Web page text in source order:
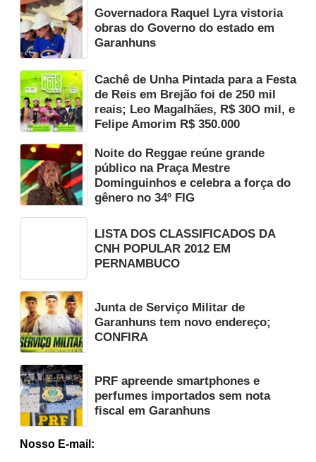
Governadora Raquel Lyra vistoria
obras do Governo do estado em
Garanhuns
Cachê de Unha Pintada para a Festa
de Reis em Brejão foi de 250 mil
reais; Leo Magalhães, R$ 30O mil, e
Felipe Amorim R$ 350.000
Noite do Reggae reúne grande
público na Praça Mestre
Dominguinhos e celebra a força do
gênero no 34º FIG
LISTA DOS CLASSIFICADOS DA
CNH POPULAR 2012 EM
PERNAMBUCO
Junta de Serviço Militar de
Garanhuns tem novo endereço;
CONFIRA
PRF apreende smartphones e
perfumes importados sem nota
fiscal em Garanhuns
Nosso E-mail: